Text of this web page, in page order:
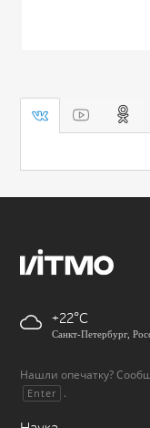
+22
Санкт-Петербург,
Нашли опечатку?
Enter .